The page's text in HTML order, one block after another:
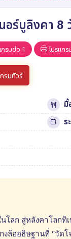
อร์บูลิงคา 8
กรมย่อ 1 โปรแก
รมทัวร์
มื้
ร
โลก สู่หลังคาโลก
งล้ออธิษฐานที่ "วัด